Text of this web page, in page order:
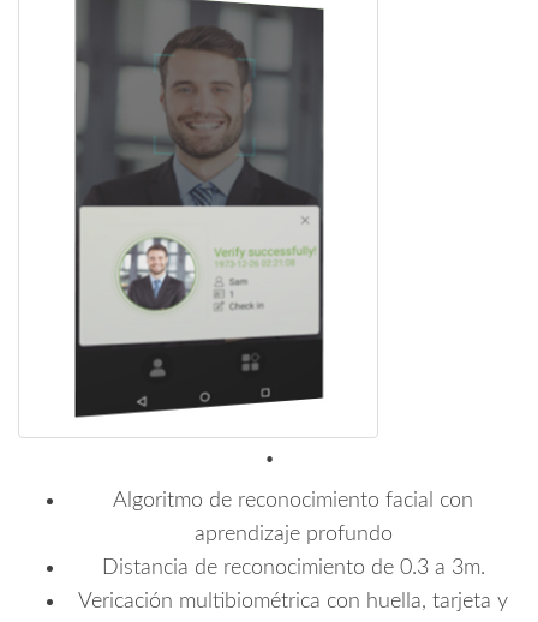
.
Algoritmo de reconocimiento facial con
aprendizaje profundo
Distancia de reconocimiento de 0.3 a 3m.
Vericación multibiométrica con huella, tarjeta y